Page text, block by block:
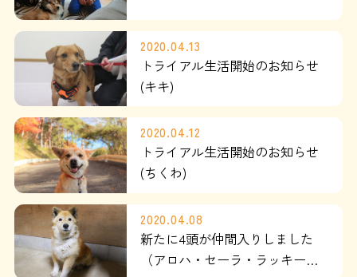
2020.04.13
トライアル生活開始のお知らせ
(キキ)
2020.04.12
トライアル生活開始のお知らせ
(ちくわ)
2020.04.08
新たに4頭が仲間入りしました
（アロハ・セーラ・ラッキー・